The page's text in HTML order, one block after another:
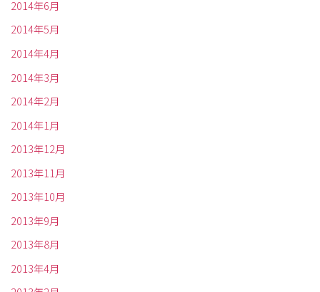
2014年6月
2014年5月
2014年4月
2014年3月
2014年2月
2014年1月
2013年12月
2013年11月
2013年10月
2013年9月
2013年8月
2013年4月